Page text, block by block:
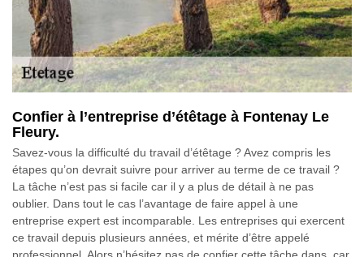
Confier à l’entreprise d’étêtage à Fontenay Le
Fleury.
Savez-vous la difficulté du travail d’étêtage ? Avez compris les
étapes qu’on devrait suivre pour arriver au terme de ce travail ?
La tâche n’est pas si facile car il y a plus de détail à ne pas
oublier. Dans tout le cas l’avantage de faire appel à une
entreprise expert est incomparable. Les entreprises qui exercent
ce travail depuis plusieurs années, et mérite d’être appelé